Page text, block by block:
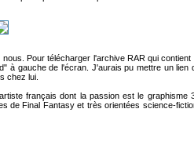
Pour télécharger l'archive RAR qui contient
à gauche de l'écran. J'aurais pu mettre un lien
chez lui.
français dont la passion est le graphisme
de Final Fantasy et très orientées science-